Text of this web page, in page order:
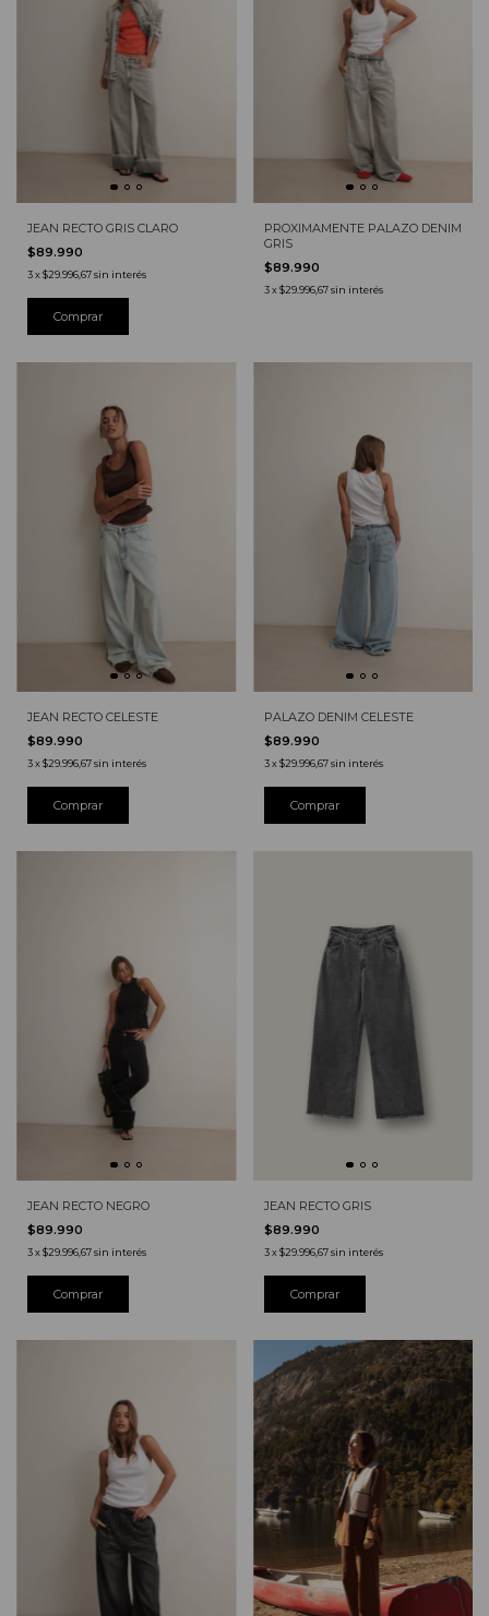
JEAN RECTO GRIS CLARO
$89.990
3x$29.996,67sin interés
Comprar
PROXIMAMENTE PALAZO DENIM
GRIS
$89.990
3 x$29.996,67 sin interés
JEAN RECTO CELESTE
$89.990
3x$29.996,67sin interés
Comprar
PALAZO DENIM CELESTE
$89.990
3 x$29.996,67 sin interés
Comprar
JEAN RECTO NEGRO
$89.990
3x$29.996,67sin interés
Comprar
JEAN RECTO GRIS
$89.990
3 x$29.996,67 sin interés
Comprar